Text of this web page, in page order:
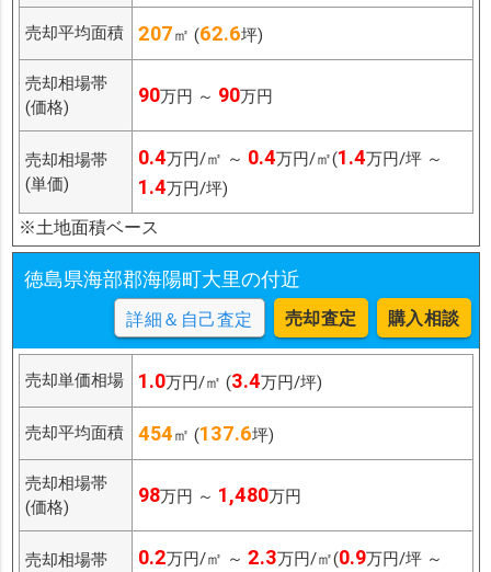
売却平均面積 207㎡ (62.6坪)
売却相場帯
(価格)
90万円 ～ 90万円
売却相場帯
(単価)
0.4万円/㎡ ～ 0.4万円/㎡(1.4万円/坪 ～
1.4万円/坪)
※土地面積ベース
徳島県海部郡海陽町大里の付近
詳細＆自己査定 売却査定 購入相談
売却単価相場 1.0万円/㎡ (3.4万円/坪)
売却平均面積 454㎡ (137.6坪)
売却相場帯
(価格)
98万円 ～ 1,480万円
売却相場帯
0.2万円/㎡ ～ 2.3万円/㎡(0.9万円/坪 ～